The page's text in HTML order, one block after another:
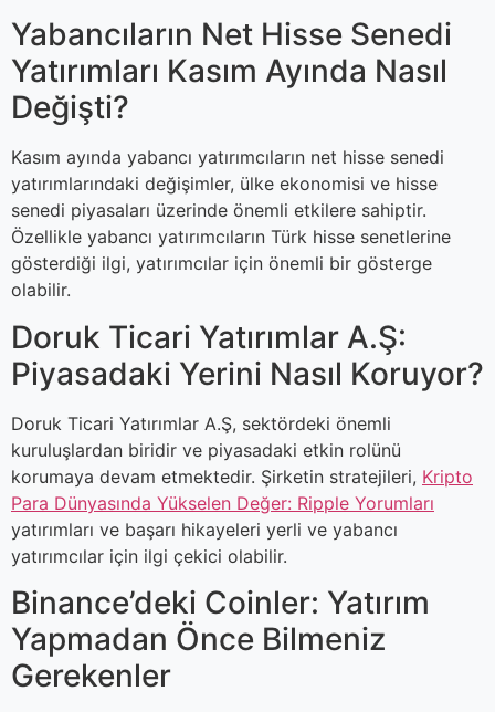
Yabancıların Net Hisse Senedi
Yatırımları Kasım Ayında Nasıl
Değişti?
Kasım ayında yabancı yatırımcıların net hisse senedi
yatırımlarındaki değişimler, ülke ekonomisi ve hisse
senedi piyasaları üzerinde önemli etkilere sahiptir.
Özellikle yabancı yatırımcıların Türk hisse senetlerine
gösterdiği ilgi, yatırımcılar için önemli bir gösterge
olabilir.
Doruk Ticari Yatırımlar A.Ş:
Piyasadaki Yerini Nasıl Koruyor?
Doruk Ticari Yatırımlar A.Ş, sektördeki önemli
kuruluşlardan biridir ve piyasadaki etkin rolünü
korumaya devam etmektedir. Şirketin stratejileri, Kripto
Para Dünyasında Yükselen Değer: Ripple Yorumları
yatırımları ve başarı hikayeleri yerli ve yabancı
yatırımcılar için ilgi çekici olabilir.
Binance’deki Coinler: Yatırım
Yapmadan Önce Bilmeniz
Gerekenler